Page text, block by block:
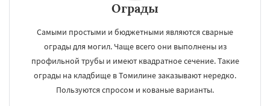
Ограды
Самыми простыми и бюджетными являются сварные
ограды для могил. Чаще всего они выполнены из
профильной трубы и имеют квадратное сечение. Такие
ограды на кладбище в Томилине заказывают нередко.
Пользуются спросом и кованые варианты.